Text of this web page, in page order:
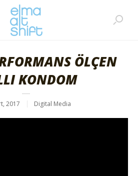
ÖLÇEN
KONDOM
2017 Digital Media